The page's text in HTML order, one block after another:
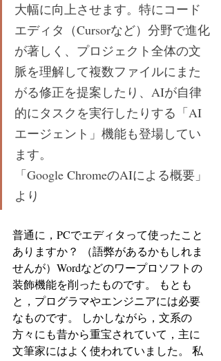
大幅に向上させます。特にコード
エディタ（Cursorなど）分野で進化
が著しく、プロジェクト全体の文
脈を理解して複数ファイルにまた
がる修正を提案したり、AIが自律
的にタスクを実行したりする「AI
エージェント」機能も登場してい
ます。
「Google ChromeのAIによる概要」
より
普通に，PCでエディタって使ったこと
ありますか？ （語弊があるかもしれま
せんが）Wordなどのワープロソフトの
装飾機能を削ったものです。 もとも
と，プログラマやエンジニアには必要
なものです。 しかしながら，文系の
方々にも昔から重宝されていて，主に
文筆家にはよく使われていました。 私